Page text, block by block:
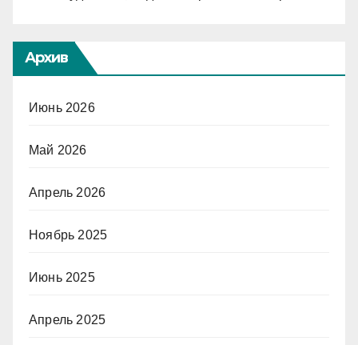
Архив
Июнь 2026
Май 2026
Апрель 2026
Ноябрь 2025
Июнь 2025
Апрель 2025